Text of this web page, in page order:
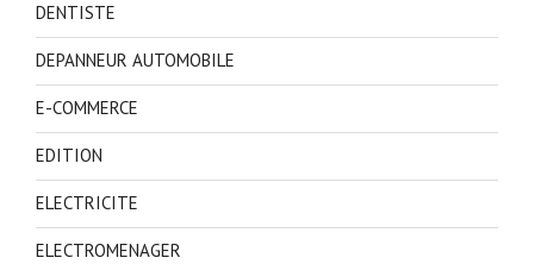
DENTISTE
DEPANNEUR AUTOMOBILE
E-COMMERCE
EDITION
ELECTRICITE
ELECTROMENAGER